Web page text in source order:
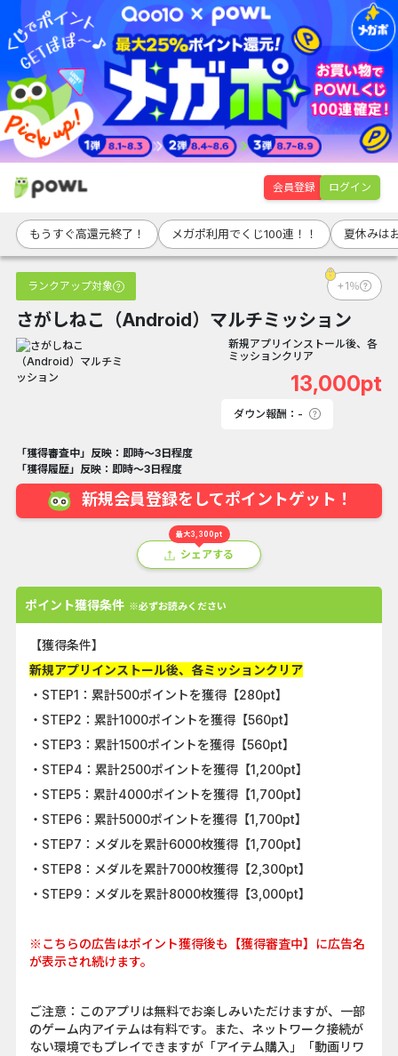
会員登録 ログイン
もうすぐ高還元終了！ メガポ利用でくじ100連！！ 夏休みは
ランクアップ対象 +1％
さがしねこ（Android）マルチミッション
新規アプリインストール後、各
ミッションクリア
13,000pt
ダウン報酬：-
「獲得審査中」反映：即時～3日程度
「獲得履歴」反映：即時～3日程度
新規会員登録をしてポイントゲット！
最大3,300pt
シェアする
ポイント獲得条件 ※必ずお読みください
【獲得条件】
新規アプリインストール後、各ミッションクリア
・STEP1：累計500ポイントを獲得【280pt】
・STEP2：累計1000ポイントを獲得【560pt】
・STEP3：累計1500ポイントを獲得【560pt】
・STEP4：累計2500ポイントを獲得【1,200pt】
・STEP5：累計4000ポイントを獲得【1,700pt】
・STEP6：累計5000ポイントを獲得【1,700pt】
・STEP7：メダルを累計6000枚獲得【1,700pt】
・STEP8：メダルを累計7000枚獲得【2,300pt】
・STEP9：メダルを累計8000枚獲得【3,000pt】
※こちらの広告はポイント獲得後も【獲得審査中】に広告名
が表示され続けます。
ご注意：このアプリは無料でお楽しみいただけますが、一部
のゲーム内アイテムは有料です。また、ネットワーク接続が
ない環境でもプレイできますが「アイテム購入」「動画リワ